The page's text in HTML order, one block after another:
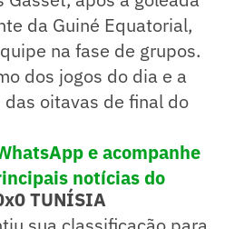
da Guiné Equatorial,
na fase de grupos.
dos jogos do dia e a
oitavas de final do
e acompanhe
notícias do
TUNÍSIA